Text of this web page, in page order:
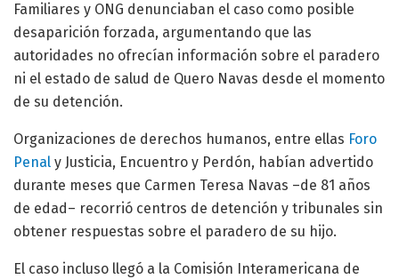
Familiares y ONG denunciaban el caso como posible
desaparición forzada, argumentando que las
autoridades no ofrecían información sobre el paradero
ni el estado de salud de Quero Navas desde el momento
de su detención.
Organizaciones de derechos humanos, entre ellas Foro
Penal y Justicia, Encuentro y Perdón, habían advertido
durante meses que Carmen Teresa Navas –de 81 años
de edad– recorrió centros de detención y tribunales sin
obtener respuestas sobre el paradero de su hijo.
El caso incluso llegó a la Comisión Interamericana de